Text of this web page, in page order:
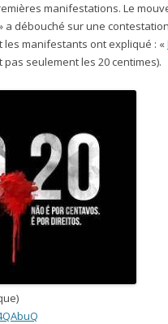
manifestations. Le
a débouché sur une
manifestants ont expliqué : «
pas seulement les 20 centimes).